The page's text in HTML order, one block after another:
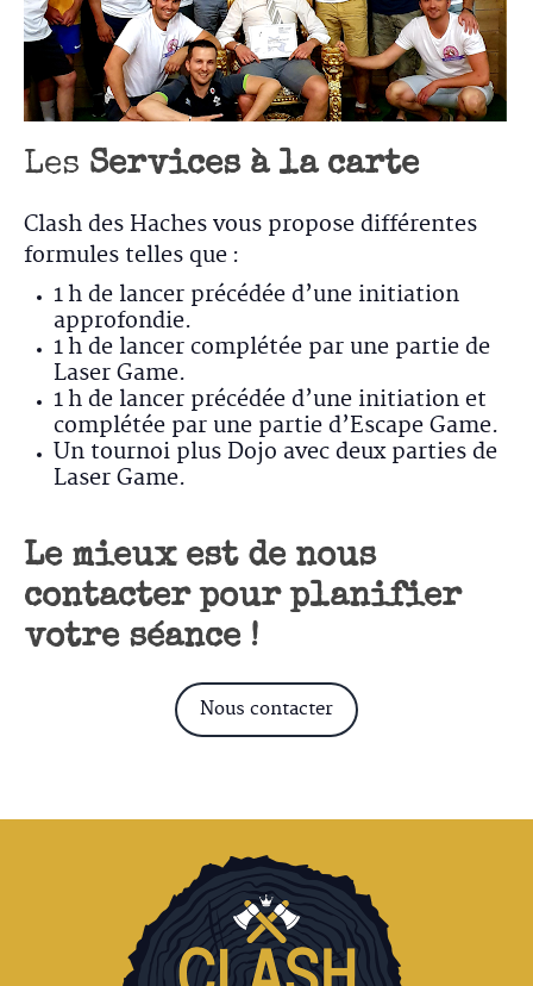
Les Services à la carte
Clash des Haches vous propose différentes
formules telles que :
1 h de lancer précédée d’une initiation
approfondie.
1 h de lancer complétée par une partie de
Laser Game.
1 h de lancer précédée d’une initiation et
complétée par une partie d’Escape Game.
Un tournoi plus Dojo avec deux parties de
Laser Game.
Le mieux est de nous
contacter pour planifier
votre séance !
Nous contacter